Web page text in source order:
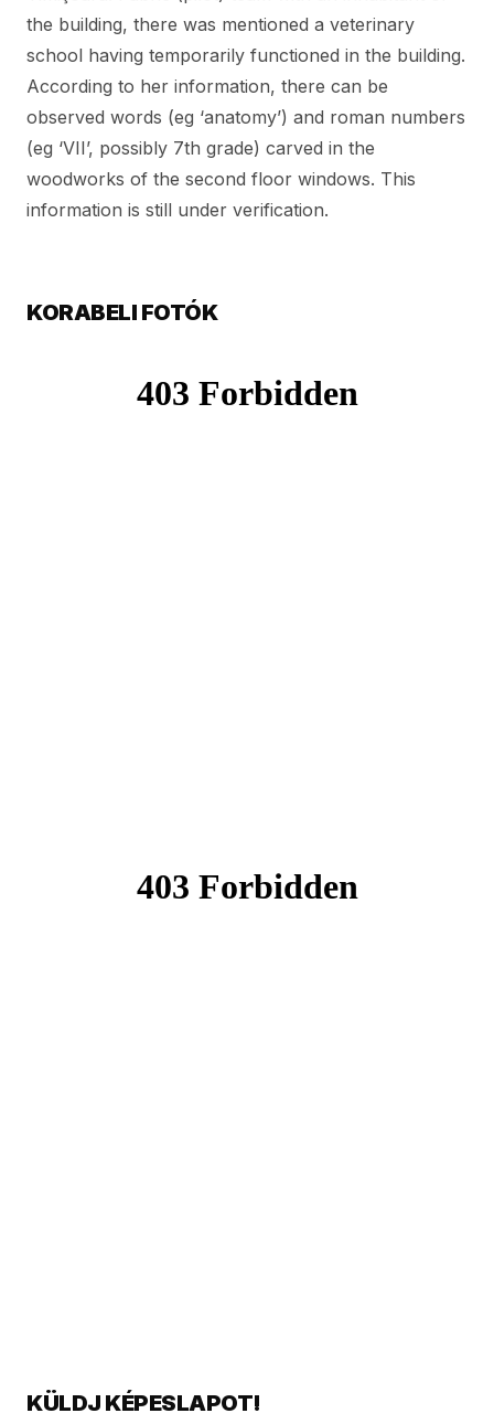
the building, there was mentioned a veterinary
school having temporarily functioned in the building.
According to her information, there can be
observed words (eg ‘anatomy’) and roman numbers
(eg ‘VII’, possibly 7th grade) carved in the
woodworks of the second floor windows. This
information is still under verification.
KORABELI FOTÓK
KÜLDJ KÉPESLAPOT!